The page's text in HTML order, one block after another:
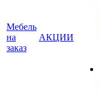
Мебель
на
заказ
АКЦИИ